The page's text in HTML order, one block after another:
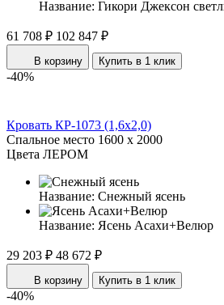
Название: Гикори Джексон
61 708 ₽ 102 847 ₽
В корзину Купить в 1 клик
-40%
Кровать КР-1073 (1,6x2,0)
Спальное место 1600 x 2000
Цвета ЛЕРОМ
Название: Снежный ясень
Название: Ясень Асахи+Велюр
29 203 ₽ 48 672 ₽
В корзину Купить в 1 клик
-40%